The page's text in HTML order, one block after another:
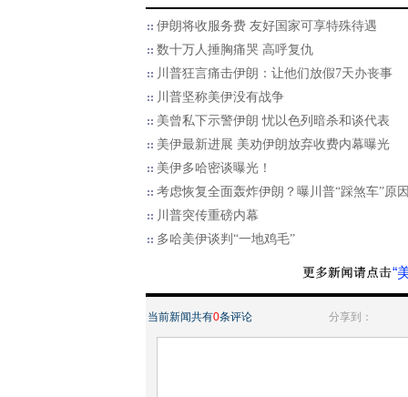
伊朗将收服务费 友好国家可享特殊待遇
数十万人捶胸痛哭 高呼复仇
川普狂言痛击伊朗：让他们放假7天办丧事
川普坚称美伊没有战争
美曾私下示警伊朗 忧以色列暗杀和谈代表
美伊最新进展 美劝伊朗放弃收费内幕曝光
美伊多哈密谈曝光！
考虑恢复全面轰炸伊朗？曝川普“踩煞车”原
川普突传重磅内幕
多哈美伊谈判“一地鸡毛”
“
当前新闻共有0条评论 分享到：